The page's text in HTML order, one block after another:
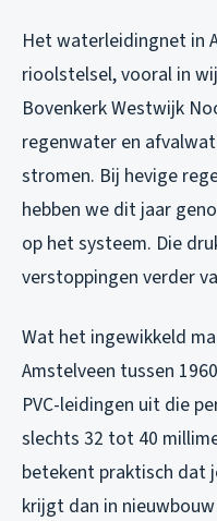
Het waterleidingnet in
rioolstelsel, vooral in
Bovenkerk Westwijk
regenwater en
stromen. Bij hevige
hebben we dit jaar
op het systeem. Die
verstoppingen verder
Wat het ingewikkeld
Amstelveen tussen
PVC-leidingen uit die
slechts 32 tot 40
betekent praktisch dat
krijgt dan in